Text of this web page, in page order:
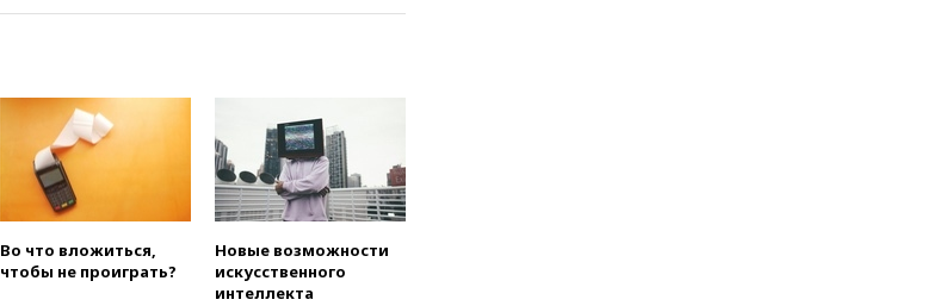
фастфуда
произошедшего с Cessna-182
В Приморье задержаны
подростки, планировавшие
теракт на объекте Росгвардии
The Spectator:
Украины приведет к
поражению Киева
Во что вложиться,
чтобы не проиграть?
Новые возможности
искусственного
интеллекта